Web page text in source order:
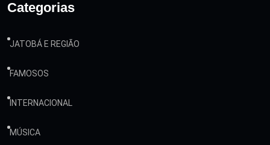
Categorias
JATOBÁ E REGIÃO
FAMOSOS
INTERNACIONAL
MÚSICA